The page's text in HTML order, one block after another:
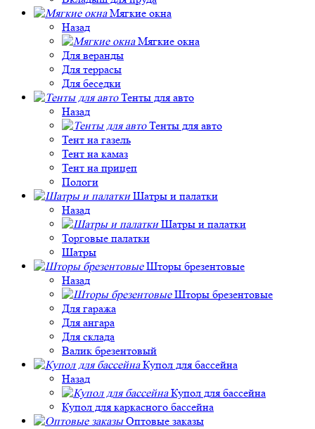
Мягкие окна
Назад
Мягкие окна
Для веранды
Для террасы
Для беседки
Тенты для авто
Назад
Тенты для авто
Тент на газель
Тент на камаз
Тент на прицеп
Пологи
Шатры и палатки
Назад
Шатры и палатки
Торговые палатки
Шатры
Шторы брезентовые
Назад
Шторы брезентовые
Для гаража
Для ангара
Для склада
Валик брезентовый
Купол для бассейна
Назад
Купол для бассейна
Купол для каркасного бассейна
Оптовые заказы